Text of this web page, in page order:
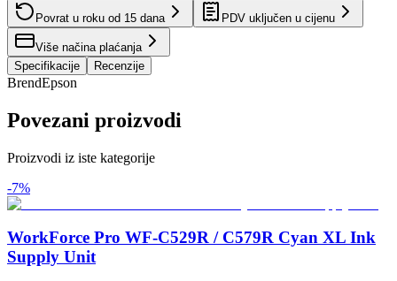
Povrat u roku od 15 dana PDV uključen u cijenu
Više načina plaćanja
Specifikacije
Recenzije
BrendEpson
Povezani proizvodi
Proizvodi iz iste kategorije
-7%
WorkForce Pro WF-C529R / C579R Cyan XL Ink
Supply Unit